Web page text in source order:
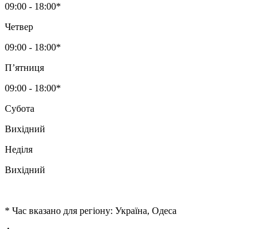
09:00 - 18:00*
Четвер
09:00 - 18:00*
Пʼятниця
09:00 - 18:00*
Субота
Вихідний
Неділя
Вихідний
* Час вказано для регіону: Україна, Одеса